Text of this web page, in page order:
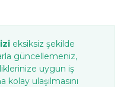
eksiksiz şekilde
güncellemeniz,
uygun iş
kolay ulaşılmasını